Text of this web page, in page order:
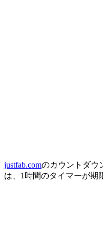
justfab.comのカウントダウ
は、1時間のタイマーが期